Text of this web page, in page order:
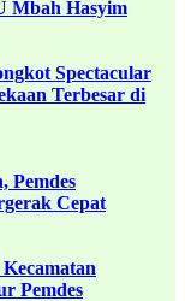
Mbah Hasyim
Spectacular
Terbesar di
Pemdes
Cepat
Pemdes